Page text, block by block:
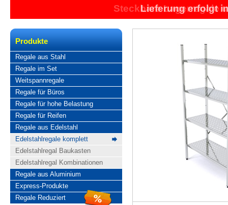
Steckbare Lagerregale
Lieferung erfolgt
Produkte
Regale aus Stahl
Regale im Set
Weitspannregale
Regale für Büros
Regale für hohe Belastung
Regale für Reifen
Regale aus Edelstahl
Edelstahlregale komplett
Edelstahlregal Baukasten
Edelstahlregal Kombinationen
Regale aus Aluminium
Express-Produkte
Regale Reduziert